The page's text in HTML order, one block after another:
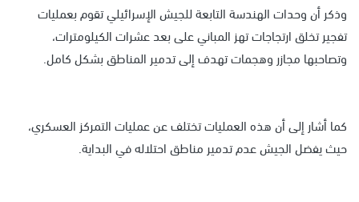
وذكر أن وحدات الهندسة التابعة للجيش الإسرائيلي تقوم بعمليات
تفجير تخلق ارتجاجات تهز المباني على بعد عشرات الكيلومترات،
وتصاحبها مجازر وهجمات تهدف إلى تدمير المناطق بشكل كامل.
كما أشار إلى أن هذه العمليات تختلف عن عمليات التمركز العسكري،
حيث يفضل الجيش عدم تدمير مناطق احتلاله في البداية.